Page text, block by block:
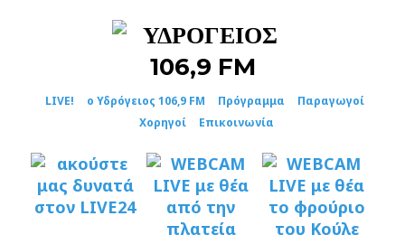
LIVE! ο Υδρόγειος 106,9 FM Πρόγραμμα
Παραγωγοί
Χορηγοί
Επικοινωνία